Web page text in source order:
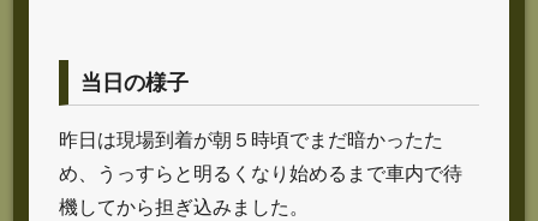
当日の様子
昨日は現場到着が朝５時頃でまだ暗かったた
め、うっすらと明るくなり始めるまで車内で待
機してから担ぎ込みました。